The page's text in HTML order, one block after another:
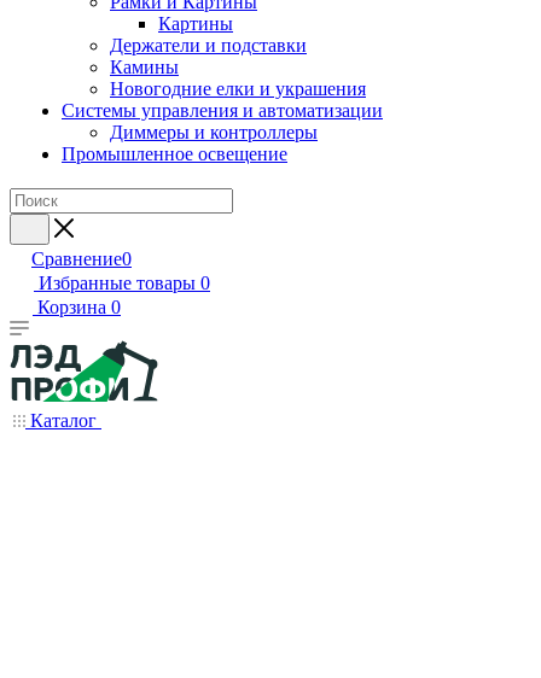
Картины
Держатели и подставки
Камины
Новогодние елки и украшения
Системы управления и автоматизации
Диммеры и контроллеры
Промышленное освещение
Сравнение0
Избранные товары 0
Корзина 0
Каталог